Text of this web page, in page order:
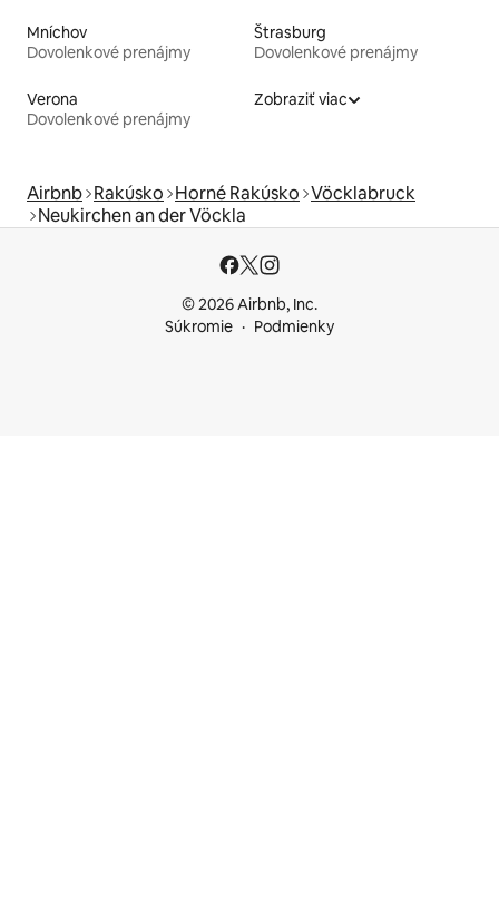
Mníchov
Dovolenkové prenájmy
Štrasburg
Dovolenkové prenájmy
Verona
Dovolenkové prenájmy
Zobraziť viac
Airbnb Rakúsko Horné Rakúsko Vöcklabruck
Neukirchen an der Vöckla
© 2026 Airbnb, Inc.
Súkromie
Podmienky